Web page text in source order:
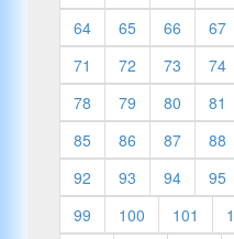
64
65 66 67
71
72 73 74
78
79 80 81
85
86 87 88
92
93 94 95
99
100 101